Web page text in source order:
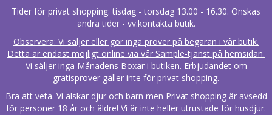
Tider för privat shopping: tisdag - torsdag 13.00 - 16.30. Önskas
andra tider - vv.kontakta butik.
Observera: Vi säljer eller gör inga prover på begäran i vår butik.
Detta är endast möjligt online via vår Sample-tjänst på hemsidan.
Vi säljer inga Månadens Boxar i butiken. Erbjudandet om
gratisprover gäller inte för privat shopping.
Bra att veta. Vi älskar djur och barn men Privat shopping är avsedd
för personer 18 år och äldre! Vi är inte heller utrustade för husdjur.